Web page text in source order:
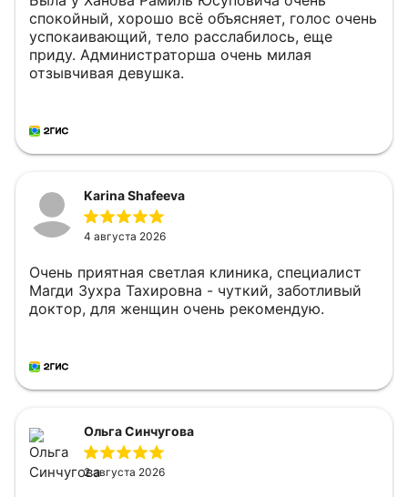
спокойный, хорошо всё объясняет, голос очень
успокаивающий, тело расслабилось, еще
приду. Администраторша очень милая
отзывчивая девушка.
Karina Shafeeva
4 августа 2026
Очень приятная светлая клиника, специалист
Магди Зухра Тахировна - чуткий, заботливый
доктор, для женщин очень рекомендую.
Ольга Синчугова
2 августа 2026